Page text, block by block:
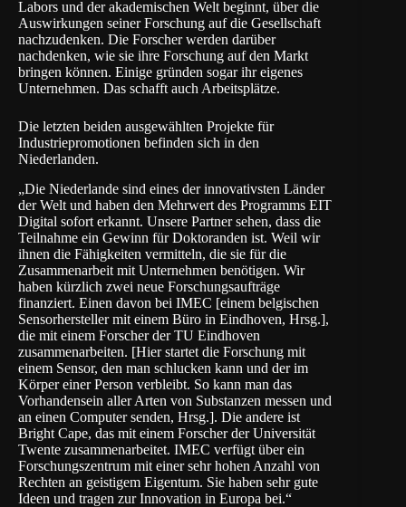
Labors und der akademischen Welt beginnt, über die
Auswirkungen seiner Forschung auf die Gesellschaft
nachzudenken. Die Forscher werden darüber
nachdenken, wie sie ihre Forschung auf den Markt
bringen können. Einige gründen sogar ihr eigenes
Unternehmen. Das schafft auch Arbeitsplätze.
Die letzten beiden ausgewählten Projekte für
Industriepromotionen befinden sich in den
Niederlanden.
„Die Niederlande sind eines der innovativsten Länder
der Welt und haben den Mehrwert des Programms EIT
Digital sofort erkannt. Unsere Partner sehen, dass die
Teilnahme ein Gewinn für Doktoranden ist. Weil wir
ihnen die Fähigkeiten vermitteln, die sie für die
Zusammenarbeit mit Unternehmen benötigen. Wir
haben kürzlich zwei neue Forschungsaufträge
finanziert. Einen davon bei IMEC [einem belgischen
Sensorhersteller mit einem Büro in Eindhoven, Hrsg.],
die mit einem Forscher der TU Eindhoven
zusammenarbeiten. [Hier startet die Forschung mit
einem Sensor, den man schlucken kann und der im
Körper einer Person verbleibt. So kann man das
Vorhandensein aller Arten von Substanzen messen und
an einen Computer senden, Hrsg.]. Die andere ist
Bright Cape, das mit einem Forscher der Universität
Twente zusammenarbeitet. IMEC verfügt über ein
Forschungszentrum mit einer sehr hohen Anzahl von
Rechten an geistigem Eigentum. Sie haben sehr gute
Ideen und tragen zur Innovation in Europa bei.“